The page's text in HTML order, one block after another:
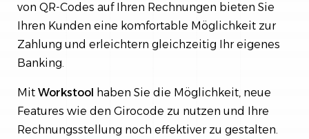
von QR-Codes auf Ihren Rechnungen bieten Sie
Ihren Kunden eine komfortable Möglichkeit zur
Zahlung und erleichtern gleichzeitig Ihr eigenes
Banking.
Mit Workstool haben Sie die Möglichkeit, neue
Features wie den Girocode zu nutzen und Ihre
Rechnungsstellung noch effektiver zu gestalten.